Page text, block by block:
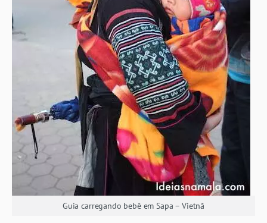
Guia carregando bebê em Sapa – Vietnã